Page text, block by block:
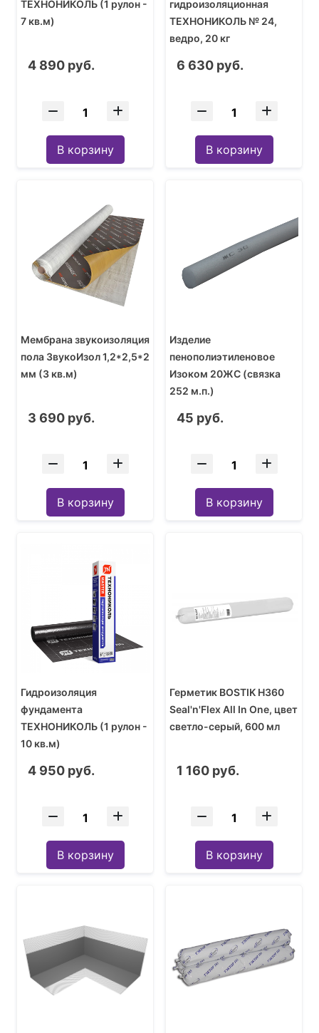
ТЕХНОНИКОЛЬ (1 рулон -
7 кв.м)
4 890 руб.
В корзину
гидроизоляционная
ТЕХНОНИКОЛЬ № 24,
ведро, 20 кг
6 630 руб.
В корзину
Мембрана звукоизоляция
пола ЗвукоИзол 1,2*2,5*2
мм (3 кв.м)
3 690 руб.
В корзину
Изделие
пенополиэтиленовое
Изоком 20ЖС (связка
252 м.п.)
45 руб.
В корзину
Гидроизоляция
фундамента
ТЕХНОНИКОЛЬ (1 рулон -
10 кв.м)
4 950 руб.
В корзину
Герметик BOSTIK Н360
Seal'n'Flex All In Onе, цвет
светло-серый, 600 мл
1 160 руб.
В корзину